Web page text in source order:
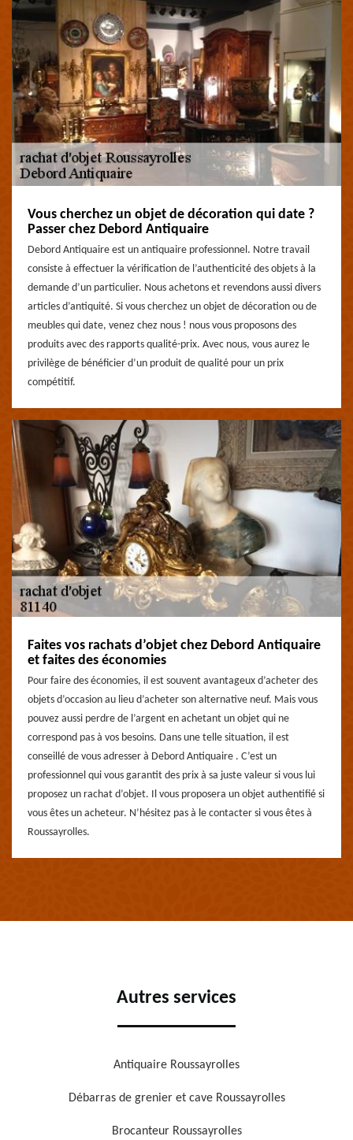
Vous cherchez un objet de décoration qui date ?
Passer chez Debord Antiquaire
Debord Antiquaire est un antiquaire professionnel. Notre travail
consiste à effectuer la vérification de l’authenticité des objets à la
demande d’un particulier. Nous achetons et revendons aussi divers
articles d’antiquité. Si vous cherchez un objet de décoration ou de
meubles qui date, venez chez nous ! nous vous proposons des
produits avec des rapports qualité-prix. Avec nous, vous aurez le
privilège de bénéficier d’un produit de qualité pour un prix
compétitif.
Faites vos rachats d’objet chez Debord Antiquaire
et faites des économies
Pour faire des économies, il est souvent avantageux d’acheter des
objets d’occasion au lieu d’acheter son alternative neuf. Mais vous
pouvez aussi perdre de l’argent en achetant un objet qui ne
correspond pas à vos besoins. Dans une telle situation, il est
conseillé de vous adresser à Debord Antiquaire . C’est un
professionnel qui vous garantit des prix à sa juste valeur si vous lui
proposez un rachat d’objet. Il vous proposera un objet authentifié si
vous êtes un acheteur. N’hésitez pas à le contacter si vous êtes à
Roussayrolles.
Autres services
Antiquaire Roussayrolles
Débarras de grenier et cave Roussayrolles
Brocanteur Roussayrolles